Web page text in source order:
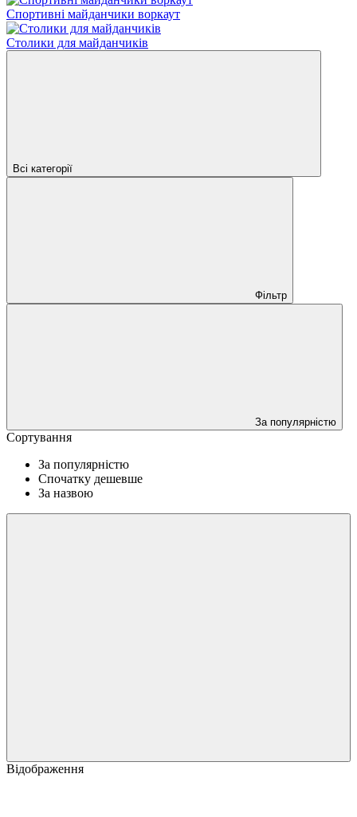
Спортивні майданчики воркаут
Столики для майданчиків
Всі категорії
Фільтр
За популярністю
Сортування
За популярністю
Спочатку дешевше
За назвою
Відображення